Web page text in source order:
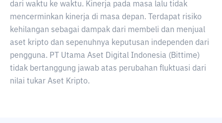
dari waktu ke waktu. Kinerja pada masa lalu tidak
mencerminkan kinerja di masa depan. Terdapat risiko
kehilangan sebagai dampak dari membeli dan menjual
aset kripto dan sepenuhnya keputusan independen dari
pengguna. PT Utama Aset Digital Indonesia (Bittime)
tidak bertanggung jawab atas perubahan fluktuasi dari
nilai tukar Aset Kripto.